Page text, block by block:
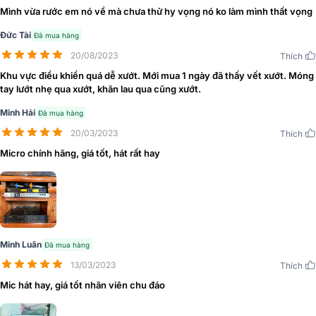
lượng, tần số cũng được bố trí khoa học, đảm bảo sự dễ dàng cho
Mặt sau là cổng vào nguồn điện và ăng ten cho khả năng thu phát
nano chống va đập, trầy xước, độ bền cao.
Tay micro BCE U900 được làm từ hợp kim cao cấp, thân micro là
màn hình LCD hiển thị thông tin khi sử dụng micro. Khay pin được
Mình vừa rước em nó về mà chưa thử hy vọng nó ko làm mình thất vọng
Đức Tài Đã mua hàng
20/08/2023 Thích
Khu vực điều khiển quá dễ xướt. Mới mua 1 ngày đã thấy vết xướt. Móng
tay lướt nhẹ qua xướt, khăn lau qua cũng xướt.
Minh Hải Đã mua hàng
20/03/2023 Thích
Micro chính hãng, giá tốt, hát rất hay
Minh Luân Đã mua hàng
13/03/2023 Thích
Mic hát hay, giá tốt nhân viên chu đáo